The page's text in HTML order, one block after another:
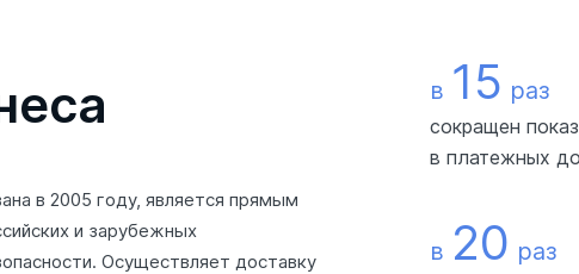
в 2005 году, является прямым
и зарубежных
Осуществляет доставку
в 15 раз
сокращен
в платежных
в 20 раз